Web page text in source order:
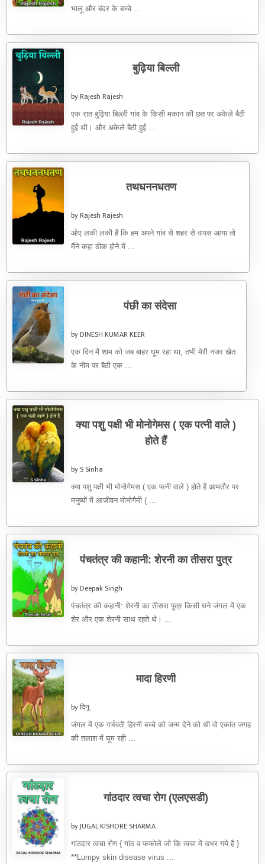
भालू और बंदर के बच्चे ...
बुढ़िया बिल्ली
by Rajesh Rajesh
एक रात बुढ़िया बिल्ली गांव के किसी मकान की छत पर अकेले बैठी
हुई थी। और अकेले बैठी हुई ...
तथधननधतण
by Rajesh Rajesh
ओए लकी लकी हैं कि हम अपने गांव से शहर से वापस आया तो
मैंने कहा ठीक होने में ...
पंछी का संदेसा
by DINESH KUMAR KEER
एक दिन मैं शाम को जब बाहर घूम रहा था, तभी मेरी नजर खेत
के नीम पर बैठी एक ...
क्या पशु पक्षी भी मोनोगेमस ( एक पत्नी वाले )
होते हैं
by S Sinha
क्या पशु पक्षी भी मोनोगेमस ( एक पत्नी वाले ) होते हैं आमतौर पर
मनुष्यों में आजीवन मोनोगैमी ( ...
पंचतंत्र की कहानी: शेरनी का तीसरा पुत्र
by Deepak Singh
पंचतंत्र की कहानी: शेरनी का तीसरा पुत्र किसी घने जंगल में एक
शेर और एक शेरनी साथ रहते थे। ...
मादा हिरणी
by दिनू
जंगल में एक गर्भवती हिरनी बच्चे को जन्म देने को थी वो एकांत जगह
की तलाश में घूम रही ...
गांठदार त्वचा रोग (एलएसडी)
by JUGAL KISHORE SHARMA
गांठदार त्वचा रोग { गांठ व फफोले जो कि त्वचा में उभर गये है }
**Lumpy skin disease virus ...